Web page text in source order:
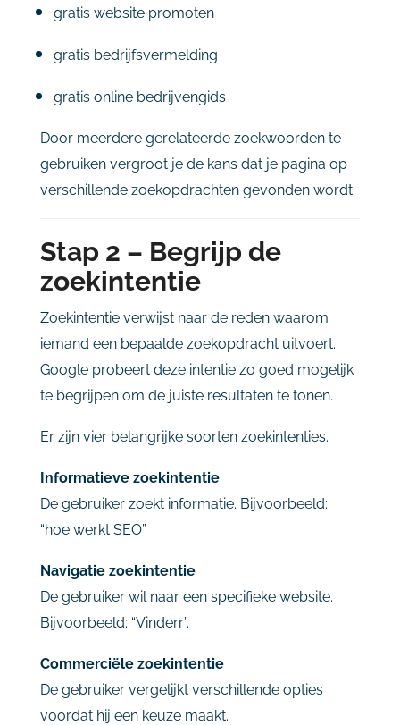
gratis website promoten
gratis bedrijfsvermelding
gratis online bedrijvengids
Door meerdere gerelateerde zoekwoorden te
gebruiken vergroot je de kans dat je pagina op
verschillende zoekopdrachten gevonden wordt.
Stap 2 – Begrijp de
zoekintentie
Zoekintentie verwijst naar de reden waarom
iemand een bepaalde zoekopdracht uitvoert.
Google probeert deze intentie zo goed mogelijk
te begrijpen om de juiste resultaten te tonen.
Er zijn vier belangrijke soorten zoekintenties.
Informatieve zoekintentie
De gebruiker zoekt informatie. Bijvoorbeeld:
“hoe werkt SEO”.
Navigatie zoekintentie
De gebruiker wil naar een specifieke website.
Bijvoorbeeld: “Vinderr”.
Commerciële zoekintentie
De gebruiker vergelijkt verschillende opties
voordat hij een keuze maakt.